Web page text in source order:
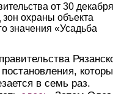
от 30 декабря
охраны объекта
значения «Усадьба
в семь раз.